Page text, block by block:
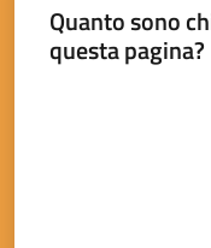
Quanto sono
questa pagina?